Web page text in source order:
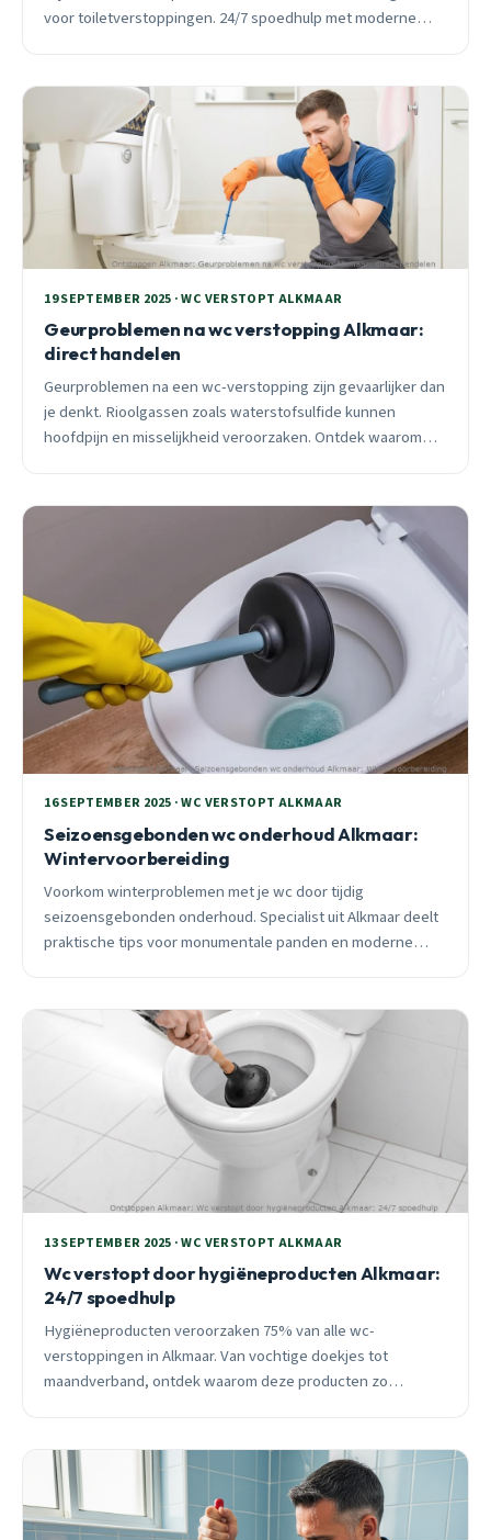
voor toiletverstoppingen. 24/7 spoedhulp met moderne
19 SEPTEMBER 2025 · WC VERSTOPT ALKMAAR
Geurproblemen na wc verstopping Alkmaar:
direct handelen
Geurproblemen na een wc-verstopping zijn gevaarlijker dan
je denkt. Rioolgassen zoals waterstofsulfide kunnen
hoofdpijn en misselijkheid veroorzaken. Ontdek waarom
16 SEPTEMBER 2025 · WC VERSTOPT ALKMAAR
Seizoensgebonden wc onderhoud Alkmaar:
Wintervoorbereiding
Voorkom winterproblemen met je wc door tijdig
seizoensgebonden onderhoud. Specialist uit Alkmaar deelt
praktische tips voor monumentale panden en moderne
13 SEPTEMBER 2025 · WC VERSTOPT ALKMAAR
Wc verstopt door hygiëneproducten Alkmaar:
24/7 spoedhulp
Hygiëneproducten veroorzaken 75% van alle wc-
verstoppingen in Alkmaar. Van vochtige doekjes tot
maandverband, ontdek waarom deze producten zo